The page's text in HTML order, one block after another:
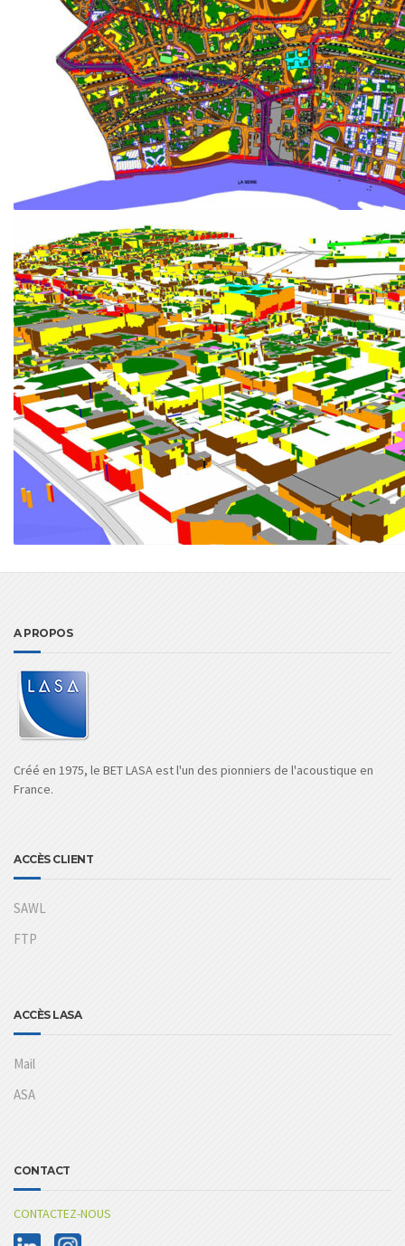
A PROPOS
Créé en 1975, le BET LASA est l'un des pionniers de l'acoustique en
France.
ACCÈS CLIENT
SAWL
FTP
ACCÈS LASA
Mail
ASA
CONTACT
CONTACTEZ-NOUS